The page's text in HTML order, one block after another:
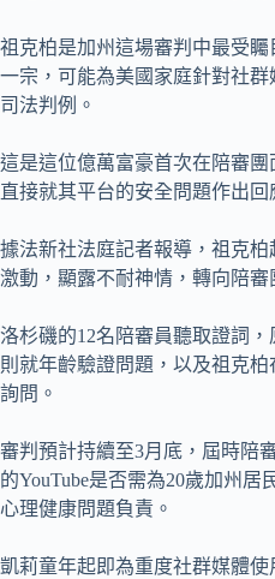
祖克柏是加州這場審判中最受
一宗，可能為美國家庭針對社
司法判例。
這是這位億萬富豪首次在陪審團
直接就其平台的安全問題作出回
據法新社法庭記者報導，祖克
激動，顯露不耐神情，轉向陪審
洛杉磯的12名陪審員聽取證詞，
則就年齡驗證問題，以及祖克
詢問。
審判預計持續至3月底，屆時陪
的YouTube是否需為20歲加州
心理健康問題負責。
凱莉童年起即為重度社群媒體使